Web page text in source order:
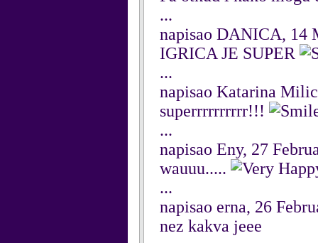
...
napisao DANICA, 14
IGRICA JE SUPER
...
napisao Katarina
superrrrrrrrrr!!!
...
napisao Eny, 27
wauuu.....
...
napisao erna, 26
nez kakva jeee